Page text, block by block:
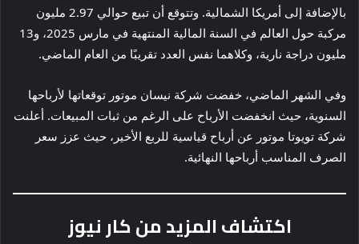
بالإضافة إلى أمريكا الشمالية. وتتوقع أن تبيع حوالي 2.97 مليون
مركبة حول العالم في السنة المالية المنتهية في مارس 2025، و13
مليون دراجة نارية، وكلاهما نفس العدد تقريبًا من العام الماضي.
وفي الشهر الماضي، خفضت شركة نيسان موتور توقعاتها لأرباحها
السنوية، حيث انخفضت الأرباح على الرغم من ثبات المبيعات. أعلنت
شركة تويوتا موتور عن أرباح قياسية للربع الأخير، حيث عزز سعر
الصرف المناسب أرباحها النهائية.
اكتشاف المزيد من كار نيوز